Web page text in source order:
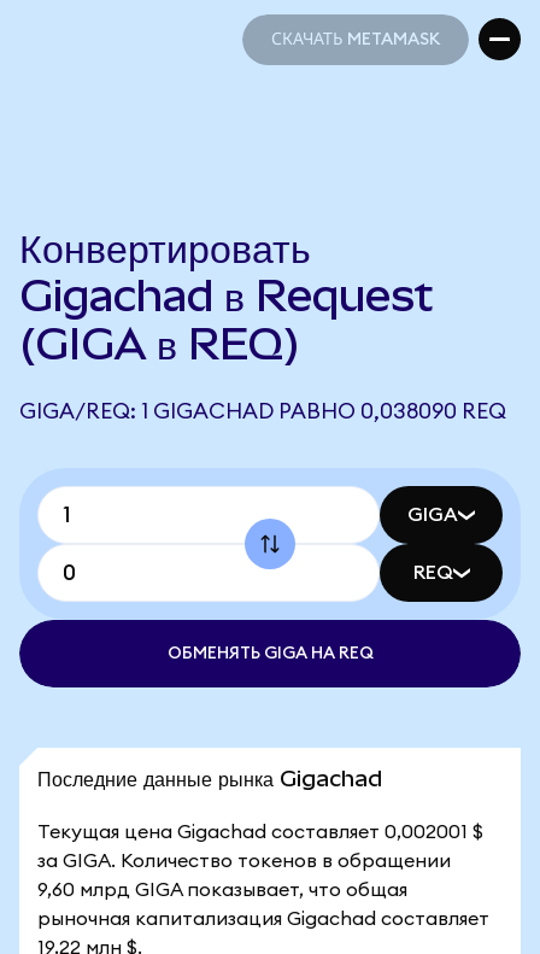
СКАЧАТЬ METAMASK
Конвертировать
Gigachad в Request
(GIGA в REQ)
GIGA/REQ: 1 GIGACHAD РАВНО 0,038090 REQ
GIGA
REQ
ОБМЕНЯТЬ GIGA НА REQ
Последние данные рынка Gigachad
Текущая цена Gigachad составляет 0,002001 $
за GIGA. Количество токенов в обращении
9,60 млрд GIGA показывает, что общая
рыночная капитализация Gigachad составляет
19,22 млн $.